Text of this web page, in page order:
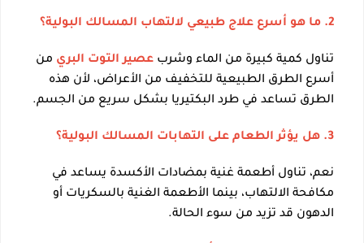
2. ما هو أسرع علاج طبيعي لالتهاب المسالك البولية؟
تناول كمية كبيرة من الماء وشرب عصير التوت البري من
أسرع الطرق الطبيعية للتخفيف من الأعراض، لأن هذه
الطرق تساعد في طرد البكتيريا بشكل سريع من الجسم.
3. هل يؤثر الطعام على التهابات المسالك البولية؟
نعم، تناول أطعمة غنية بمضادات الأكسدة يساعد في
مكافحة الالتهاب، بينما الأطعمة الغنية بالسكريات أو
الدهون قد تزيد من سوء الحالة.